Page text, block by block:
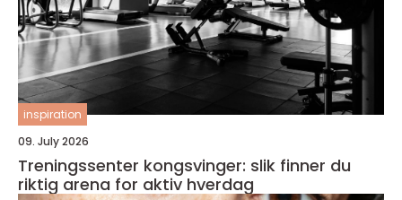
inspiration
09. July 2026
Treningssenter kongsvinger: slik finner du
riktig arena for aktiv hverdag